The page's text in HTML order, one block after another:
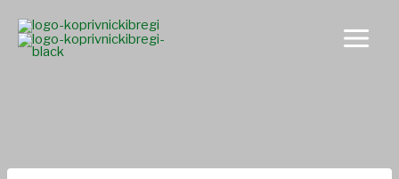
content